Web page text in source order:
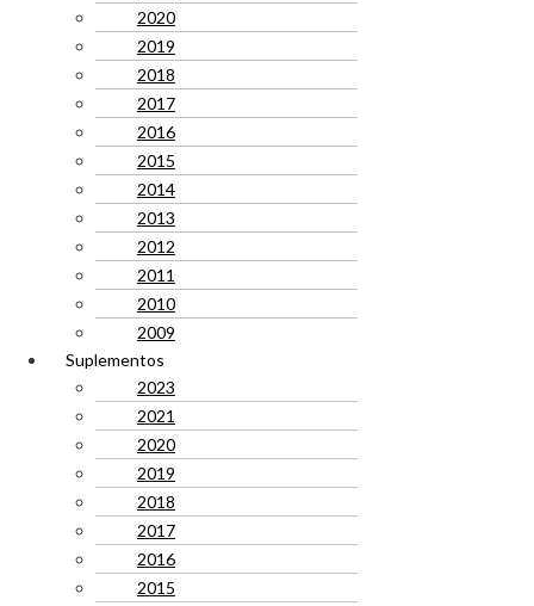
2020
2019
2018
2017
2016
2015
2014
2013
2012
2011
2010
2009
Suplementos
2023
2021
2020
2019
2018
2017
2016
2015